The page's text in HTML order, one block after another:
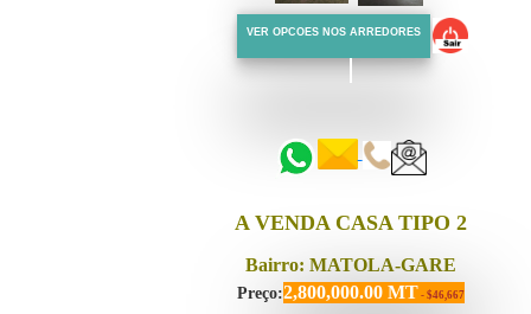
VER OPCOES NOS ARREDORES
A VENDA CASA TIPO 2
Bairro: MATOLA-GARE
Preço:2,800,000.00 MT - $46,667